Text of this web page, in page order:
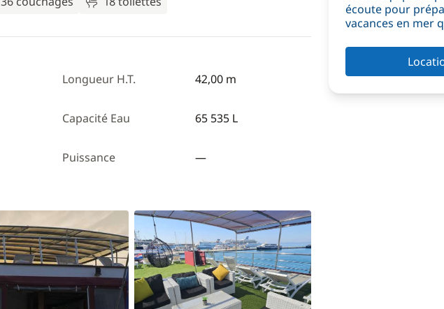
Longueur H.T. 42,00 m
Capacité Eau 65 535 L
Puissance —
écoute pour
vacances en mer